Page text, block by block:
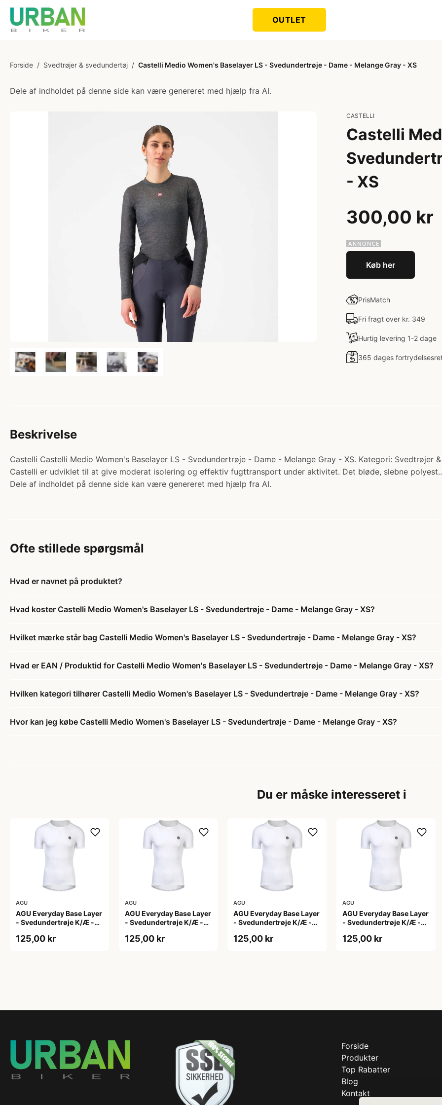
OUTLET
Forside / Svedtrøjer & svedundertøj / Castelli Medio Women's Baselayer LS - Svedundertrøje - Dame - Melange Gray - XS
Dele af indholdet på denne side kan være genereret med hjælp fra AI.
CASTELLI
Castelli
- XS
300,00 kr
Køb her
PrisMatch
Fri fragt over kr. 349
Hurtig levering 1-2 dage
365 dages
Beskrivelse
Castelli Castelli Medio Women's Baselayer LS - Svedundertrøje - Dame - Melange Gray - XS. Kategori: Svedtrøjer
Castelli er udviklet til at give moderat isolering og effektiv fugttransport under aktivitet. Det bløde, slebne
Dele af indholdet på denne side kan være genereret med hjælp fra AI.
Ofte stillede spørgsmål
Hvad er navnet på produktet?
Hvad koster Castelli Medio Women's Baselayer LS - Svedundertrøje - Dame - Melange Gray - XS?
Hvilket mærke står bag Castelli Medio Women's Baselayer LS - Svedundertrøje - Dame - Melange Gray - XS?
Hvad er EAN / Produktid for Castelli Medio Women's Baselayer LS - Svedundertrøje - Dame - Melange Gray - XS?
Hvilken kategori tilhører Castelli Medio Women's Baselayer LS - Svedundertrøje - Dame - Melange Gray - XS?
Hvor kan jeg købe Castelli Medio Women's Baselayer LS - Svedundertrøje - Dame - Melange Gray - XS?
Du er måske interesseret i
AGU
AGU Everyday Base Layer
- Svedundertrøje K/Æ -
125,00 kr
AGU
AGU Everyday Base Layer
- Svedundertrøje K/Æ -
125,00 kr
AGU
AGU Everyday Base Layer
- Svedundertrøje K/Æ -
125,00 kr
AGU
AGU Everyday Base Layer
- Svedundertrøje K/Æ -
125,00 kr
Forside
Produkter
Top Rabatter
Blog
Kontakt